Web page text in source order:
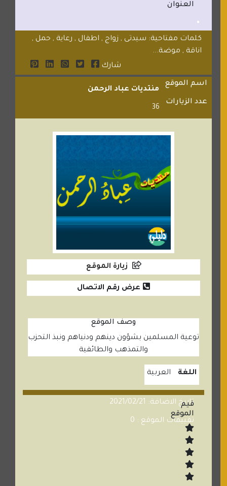
العنوان
كلمات مفتاحية: سيدتى , زواج , اطفال , رعاية , حمل ,
اناقة , موضة...
شارك
اسم الموقع
منتديات عباد الرحمن
عدد الزيارات
36
زيارة الموقع
عرض رقم الاتصال
وصف الموقع
توعية المسلمين بشؤون دينهم ودنياهم ونبذ التحزب
والتمذهب والطائفية
اللغة العربية
تاريخ الاضافة: 2021/02/21
تقييمات الموقع : 0
قيم
الموقع